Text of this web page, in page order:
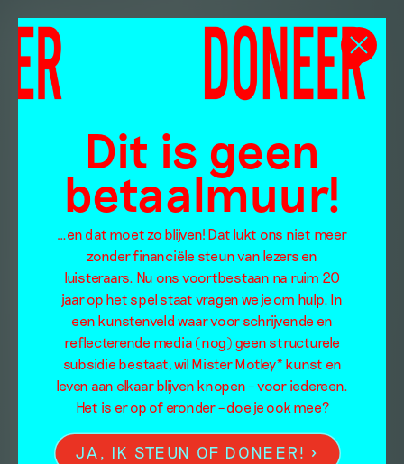
Dit is geen
betaalmuur!
…en dat moet zo blijven! Dat lukt ons niet meer
zonder financiële steun van lezers en
luisteraars. Nu ons voortbestaan na ruim 20
jaar op het spel staat vragen we je om hulp. In
een kunstenveld waar voor schrijvende en
reflecterende media (nog) geen structurele
subsidie bestaat, wil Mister Motley* kunst en
leven aan elkaar blijven knopen – voor iedereen.
Het is er op of eronder – doe je ook mee?
JA, IK STEUN OF DONEER!